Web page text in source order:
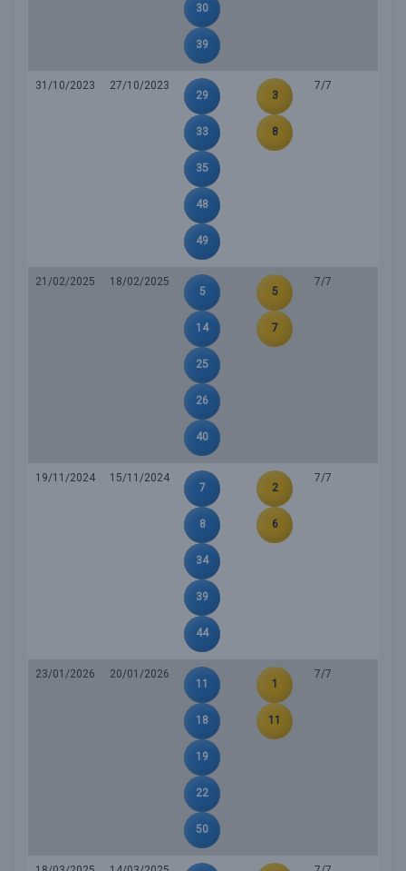
30
39
31/10/2023
27/10/2023
29
33
35
48
49
3
8
7/7
21/02/2025
18/02/2025
5
14
25
26
40
5
7
7/7
19/11/2024
15/11/2024
7
8
34
39
44
2
6
7/7
23/01/2026
20/01/2026
11
18
19
22
50
1
11
7/7